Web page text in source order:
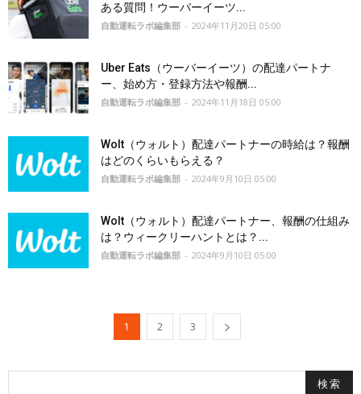
ある質問！ウーバーイーツ...
自動運転ラボ編集部 - 2024年11月20日 05:00
Uber Eats（ウーバーイーツ）の配達パートナ
ー、始め方・登録方法や報酬...
自動運転ラボ編集部 - 2024年11月18日 05:00
Wolt（ウォルト）配達パートナーの時給は？報酬
はどのくらいもらえる？
自動運転ラボ編集部 - 2024年9月10日 05:00
Wolt（ウォルト）配達パートナー、報酬の仕組み
は？ウィークリーハントとは？...
自動運転ラボ編集部 - 2024年9月10日 05:00
1 2 3